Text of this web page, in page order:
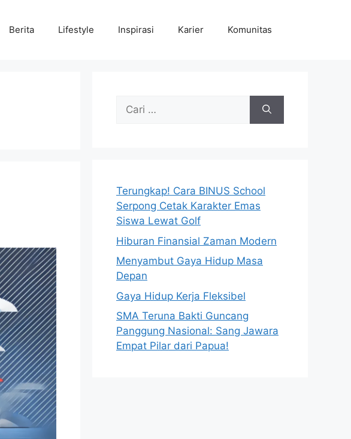
Berita Lifestyle Inspirasi Karier Komunitas
Cari
Terungkap! Cara BINUS School
Serpong Cetak Karakter Emas
Siswa Lewat Golf
Hiburan Finansial Zaman Modern
Menyambut Gaya Hidup Masa
Depan
Gaya Hidup Kerja Fleksibel
SMA Teruna Bakti Guncang
Panggung Nasional: Sang Jawara
Empat Pilar dari Papua!